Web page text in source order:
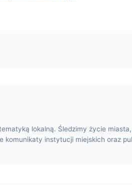
lokalną. Śledzimy życie
komunikaty instytucji miejskich oraz